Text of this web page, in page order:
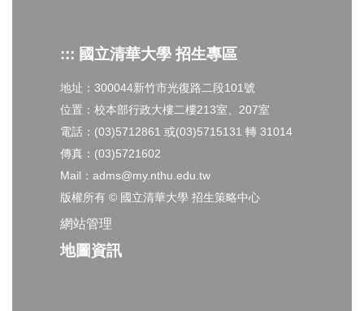
::: 國立清華大學 招生專區
地址：300044新竹市光復路二段101號
位置：校本部行政大樓二樓213室、207室
電話：(03)5712861 或(03)5715131 轉 31014
傳真：(03)5721602
Mail：adms@my.nthu.edu.tw
版權所有 © 國立清華大學 招生策略中心
網站管理
地圖資訊